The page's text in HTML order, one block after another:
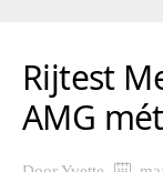
Rijtest
AMG